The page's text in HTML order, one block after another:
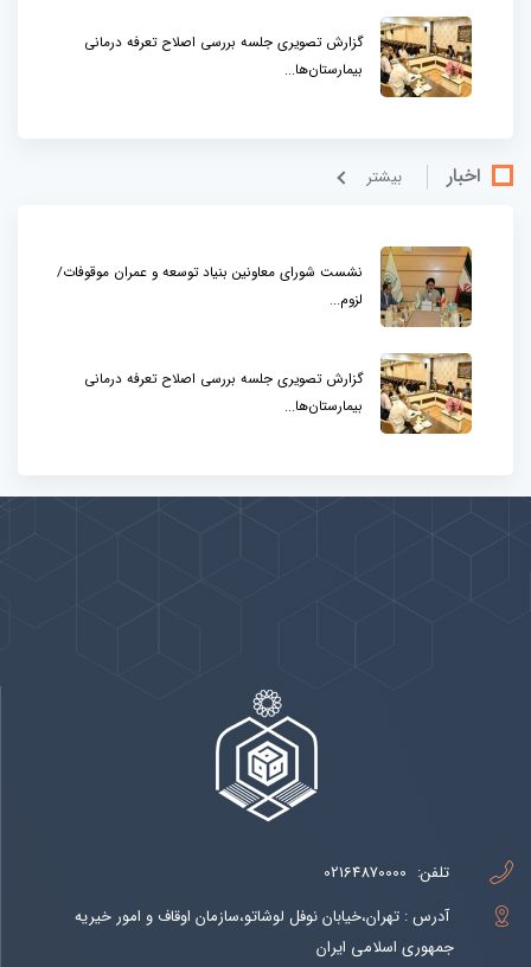
گزارش تصویری جلسه بررسی اصلاح تعرفه درمانی
بیمارستان‌ها...
اخبار بيشتر
نشست شورای معاونین بنیاد توسعه و عمران موقوفات/
لزوم...
گزارش تصویری جلسه بررسی اصلاح تعرفه درمانی
بیمارستان‌ها...
تلفن: 02164870000
آدرس : تهران،خیابان نوفل لوشاتو،سازمان اوقاف و امور خیریه
جمهوری اسلامی ایران